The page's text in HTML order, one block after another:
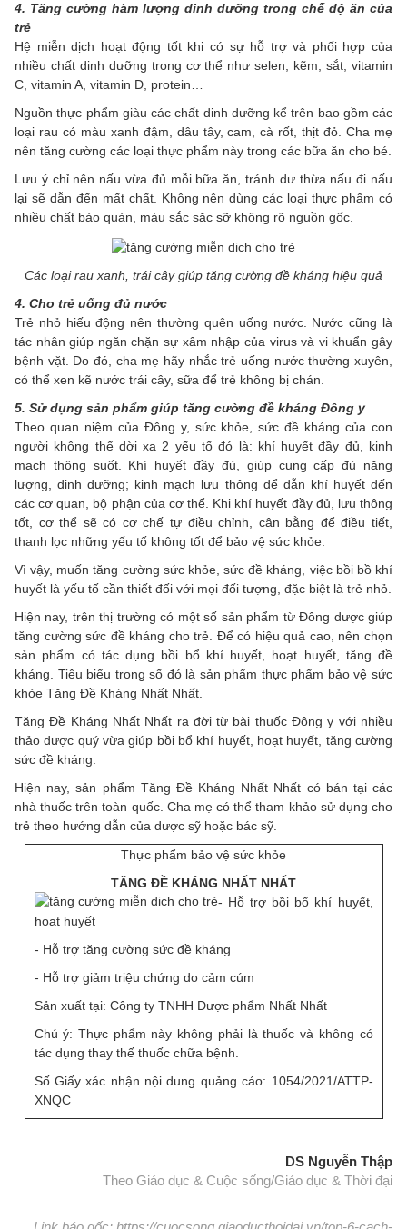
4. Tăng cường hàm lượng dinh dưỡng trong chế độ ăn của
trẻ
Hệ miễn dịch hoạt động tốt khi có sự hỗ trợ và phối hợp của
nhiều chất dinh dưỡng trong cơ thể như selen, kẽm, sắt, vitamin
C, vitamin A, vitamin D, protein…
Nguồn thực phẩm giàu các chất dinh dưỡng kể trên bao gồm các
loại rau có màu xanh đậm, dâu tây, cam, cà rốt, thịt đỏ. Cha mẹ
nên tăng cường các loại thực phẩm này trong các bữa ăn cho bé.
Lưu ý chỉ nên nấu vừa đủ mỗi bữa ăn, tránh dư thừa nấu đi nấu
lại sẽ dẫn đến mất chất. Không nên dùng các loại thực phẩm có
nhiều chất bảo quản, màu sắc sặc sỡ không rõ nguồn gốc.
Các loại rau xanh, trái cây giúp tăng cường đề kháng hiệu quả
4. Cho trẻ uống đủ nước
Trẻ nhỏ hiếu động nên thường quên uống nước. Nước cũng là
tác nhân giúp ngăn chặn sự xâm nhập của virus và vi khuẩn gây
bệnh vặt. Do đó, cha mẹ hãy nhắc trẻ uống nước thường xuyên,
có thể xen kẽ nước trái cây, sữa để trẻ không bị chán.
5. Sử dụng sản phẩm giúp tăng cường đề kháng Đông y
Theo quan niệm của Đông y, sức khỏe, sức đề kháng của con
người không thể dời xa 2 yếu tố đó là: khí huyết đầy đủ, kinh
mạch thông suốt. Khí huyết đầy đủ, giúp cung cấp đủ năng
lượng, dinh dưỡng; kinh mạch lưu thông để dẫn khí huyết đến
các cơ quan, bộ phận của cơ thể. Khi khí huyết đầy đủ, lưu thông
tốt, cơ thể sẽ có cơ chế tự điều chỉnh, cân bằng để điều tiết,
thanh lọc những yếu tố không tốt để bảo vệ sức khỏe.
Vì vậy, muốn tăng cường sức khỏe, sức đề kháng, việc bồi bồ khí
huyết là yếu tố cần thiết đối với mọi đối tượng, đặc biệt là trẻ nhỏ.
Hiện nay, trên thị trường có một số sản phẩm từ Đông dược giúp
tăng cường sức đề kháng cho trẻ. Để có hiệu quả cao, nên chọn
sản phẩm có tác dụng bồi bổ khí huyết, hoạt huyết, tăng đề
kháng. Tiêu biểu trong số đó là sản phẩm thực phẩm bảo vệ sức
khỏe Tăng Đề Kháng Nhất Nhất.
Tăng Đề Kháng Nhất Nhất ra đời từ bài thuốc Đông y với nhiều
thảo dược quý vừa giúp bồi bổ khí huyết, hoạt huyết, tăng cường
sức đề kháng.
Hiện nay, sản phẩm Tăng Đề Kháng Nhất Nhất có bán tại các
nhà thuốc trên toàn quốc. Cha mẹ có thể tham khảo sử dụng cho
trẻ theo hướng dẫn của dược sỹ hoặc bác sỹ.
Thực phẩm bảo vệ sức khỏe
TĂNG ĐỀ KHÁNG NHẤT NHẤT
- Hỗ trợ bồi bổ khí huyết,
hoạt huyết
- Hỗ trợ tăng cường sức đề kháng
- Hỗ trợ giảm triệu chứng do cảm cúm
Sản xuất tại: Công ty TNHH Dược phẩm Nhất Nhất
Chú ý: Thực phẩm này không phải là thuốc và không có
tác dụng thay thế thuốc chữa bệnh.
Số Giấy xác nhận nội dung quảng cáo: 1054/2021/ATTP-
XNQC
DS Nguyễn Thập
Theo Giáo dục & Cuộc sống/Giáo dục & Thời đại